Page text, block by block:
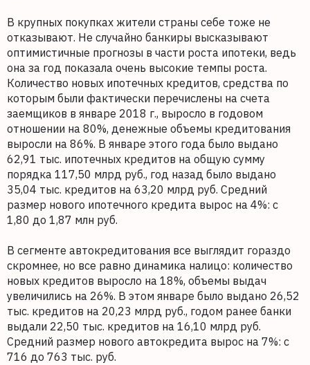
В крупных покупках жители страны себе тоже не
отказывают. Не случайно банкиры высказывают
оптимистичные прогнозы в части роста ипотеки, ведь
она за год показала очень высокие темпы роста.
Количество новых ипотечных кредитов, средства по
которым были фактически перечислены на счета
заемщиков в январе 2018 г., выросло в годовом
отношении на 80%, денежные объемы кредитования
выросли на 86%. В январе этого года было выдано
62,91 тыс. ипотечных кредитов на общую сумму
порядка 117,50 млрд руб., год назад было выдано
35,04 тыс. кредитов на 63,20 млрд руб. Средний
размер нового ипотечного кредита вырос на 4%: с
1,80 до 1,87 млн руб.
В сегменте автокредитования все выглядит гораздо
скромнее, но все равно динамика налицо: количество
новых кредитов выросло на 18%, объемы выдач
увеличились на 26%. В этом январе было выдано 26,52
тыс. кредитов на 20,23 млрд руб., годом ранее банки
выдали 22,50 тыс. кредитов на 16,10 млрд руб.
Средний размер нового автокредита вырос на 7%: с
716 до 763 тыс. руб.